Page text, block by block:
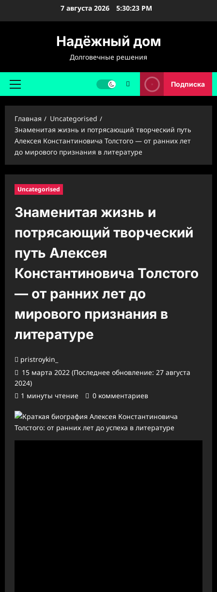
7 августа 2026 5:30:24 PM
Надёжный дом
Долговечные решения
Основное
Подписка
Главная
Uncategorised
Знаменитая жизнь и потрясающий творческий путь
Алексея Константиновича Толстого — от ранних лет
до мирового признания в литературе
Uncategorised
Знаменитая жизнь и
потрясающий творческий
путь Алексея
Константиновича Толстого
— от ранних лет до
мирового признания в
литературе
pristroykin_
15 марта 2022 (Последнее обновление: 27 августа
2024)
1 минуты чтение
0 комментариев